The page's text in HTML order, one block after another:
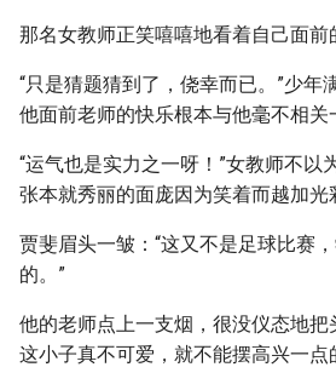
那名女教师正笑嘻嘻地看着自己面前
“只是猜题猜到了，侥幸而已。”少年
他面前老师的快乐根本与他毫不相关
“运气也是实力之一呀！”女教师不以
张本就秀丽的面庞因为笑着而越加光
贾斐眉头一皱：“这又不是足球比赛
的。”
他的老师点上一支烟，很没仪态地把
这小子真不可爱，就不能摆高兴一点